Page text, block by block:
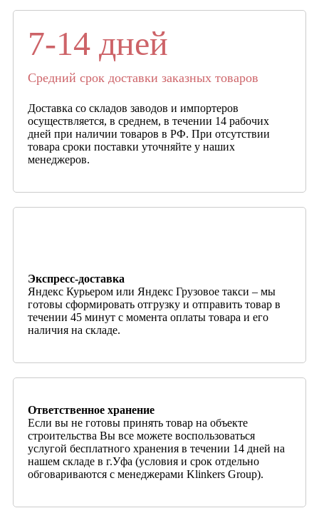
7-14 дней
Средний срок доставки заказных товаров
Доставка со складов заводов и импортеров
осуществляется, в среднем, в течении 14 рабочих
дней при наличии товаров в РФ. При отсутствии
товара сроки поставки уточняйте у наших
менеджеров.
Экспресс-доставка
Яндекс Курьером или Яндекс Грузовое такси – мы
готовы сформировать отгрузку и отправить товар в
течении 45 минут с момента оплаты товара и его
наличия на складе.
Ответственное хранение
Если вы не готовы принять товар на объекте
строительства Вы все можете воспользоваться
услугой бесплатного хранения в течении 14 дней на
нашем складе в г.Уфа (условия и срок отдельно
обговариваются с менеджерами Klinkers Group).